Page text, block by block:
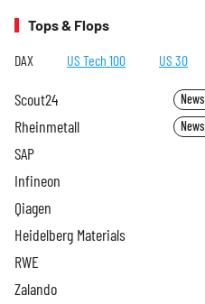
Tops & Flops
DAX US Tech 100 US 30
Scout24 News
Rheinmetall News
SAP
Infineon
Qiagen
Heidelberg Materials
RWE
Zalando